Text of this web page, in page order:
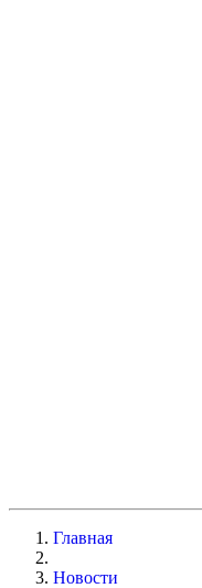
Главная
Новости